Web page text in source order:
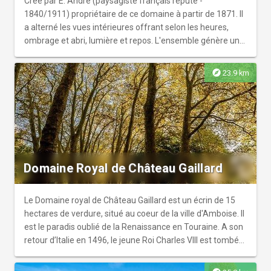
1840/1911) propriétaire de ce domaine à partir de 1871. Il
a alterné les vues intérieures offrant selon les heures,
ombrage et abri, lumière et repos. L'ensemble génère un
jours. Acquis par la municipalité, il est ouvert depuis
novembre 2003.
explore23.9 km
Domaine Royal de Château Gaillard
Le Domaine royal de Château Gaillard est un écrin de 15
hectares de verdure, situé au coeur de la ville d'Amboise. Il
est le paradis oublié de la Renaissance en Touraine. A son
retour d’Italie en 1496, le jeune Roi Charles VIII est tombé
à Amboise, à Château Gaillard, «le Paradis Terrestre».